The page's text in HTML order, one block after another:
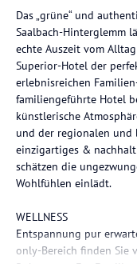
Das „grüne“ und
Saalbach-Hinterglemm
echte Auszeit vom
Superior-Hotel der
erlebnisreichen
familiengeführte Hotel
künstlerische
und der regionalen und
einzigartiges &
schätzen die
Wohlfühlen einlädt.
WELLNESS
Entspannung pur
only-Bereich finden Sie